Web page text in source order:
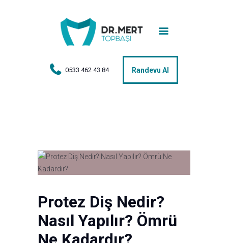
0533 462 43 84 Randevu Al
Anasayfa
Tedaviler
Hakkımda
İletişim
Protez Diş Nedir?
Nasıl Yapılır? Ömrü